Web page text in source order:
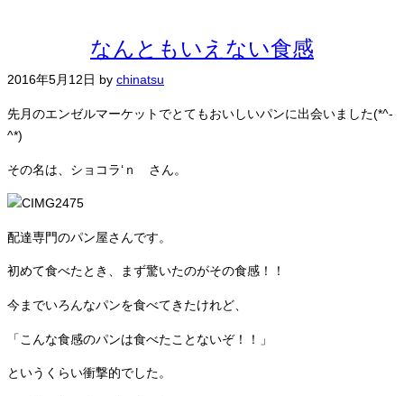
なんともいえない食感
2016年5月12日 by chinatsu
先月のエンゼルマーケットでとてもおいしいパンに出会いました(*^-
^*)
その名は、ショコラ‘ｎ さん。
配達専門のパン屋さんです。
初めて食べたとき、まず驚いたのがその食感！！
今までいろんなパンを食べてきたけれど、
「こんな食感のパンは食べたことないぞ！！」
というくらい衝撃的でした。